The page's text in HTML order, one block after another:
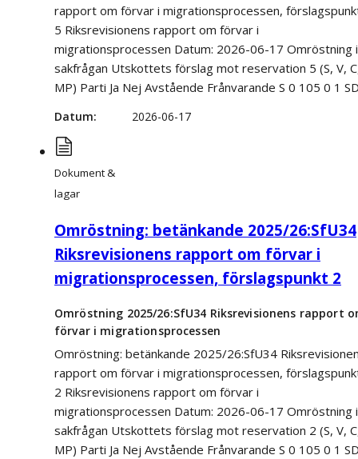
rapport om förvar i migrationsprocessen,
5 Riksrevisionens rapport om förvar i
migrationsprocessen Datum: 2026-06-17 Omröstning i
sakfrågan Utskottets förslag mot reservation 5 (S, V,
MP) Parti Ja Nej Avstående Frånvarande S 0 105 0 1
Datum 2026-06-17
Dokument &
lagar
Omröstning: betänkande 2025/26:SfU34
Riksrevisionens rapport om förvar i
migrationsprocessen, förslagspunkt 2
Omröstning 2025/26:SfU34 Riksrevisionens rapport
förvar i migrationsprocessen
Omröstning: betänkande 2025/26:SfU34
rapport om förvar i migrationsprocessen,
2 Riksrevisionens rapport om förvar i
migrationsprocessen Datum: 2026-06-17 Omröstning i
sakfrågan Utskottets förslag mot reservation 2 (S, V,
MP) Parti Ja Nej Avstående Frånvarande S 0 105 0 1